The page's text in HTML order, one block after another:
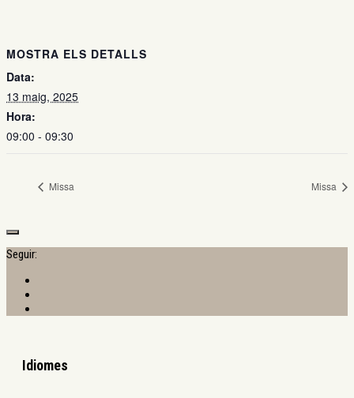
MOSTRA ELS DETALLS
Data:
13 maig, 2025
Hora:
09:00 - 09:30
Missa Missa
Seguir:
Idiomes